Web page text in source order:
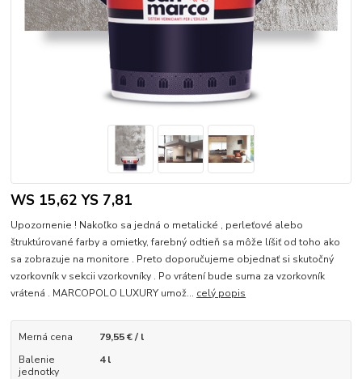
WS 15,62 YS 7,81
Upozornenie ! Nakoľko sa jedná o metalické , perleťové alebo
štruktúrované farby a omietky, farebný odtieň sa môže líšiť od toho ako
sa zobrazuje na monitore . Preto doporučujeme objednať si skutočný
vzorkovník v sekcii vzorkovníky . Po vrátení bude suma za vzorkovník
vrátená . MARCOPOLO LUXURY umož... celý popis
Merná cena
79,55 € / l
Balenie
jednotky
4 l